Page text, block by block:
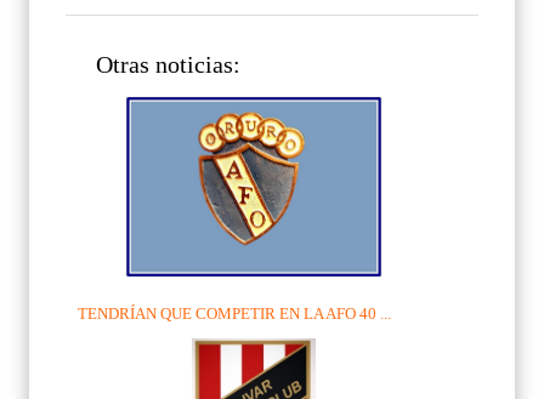
Otras noticias:
TENDRÍAN QUE COMPETIR EN LA AFO 40 ...